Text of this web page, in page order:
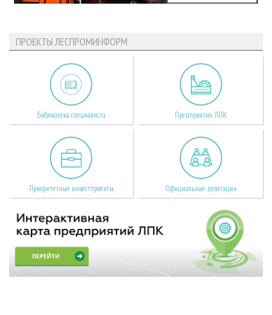
ПРОЕКТЫ ЛЕСПРОМИНФОРМ
Библиотека специалиста Предприятия ЛПК
Приоритетные инвестпроекты Официальные делегации